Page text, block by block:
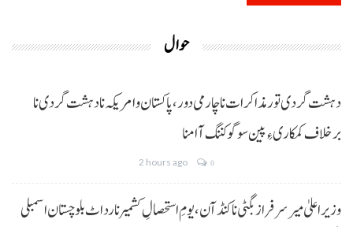
حوال
دہشت گردی تور مذاکرات نا چارمی دور،پاکستان و امریکہ نا دہشت گردی نا
برخلاف کمکاری ءِ پین سوگو کننگ آ امنا
2 hours ago 0
وزیراعلیٰ میر سرفراز بگٹی نا کنڈ آن،یومِ استحصالِ کشمیر نا رد اٹ بلوچستان اسمبلی